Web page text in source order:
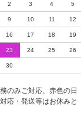
2 3 4 5
9 10 11 12
16 17 18 19
23 24 25 26
30
のみご対応、赤色の日
応・発送等はお休みと